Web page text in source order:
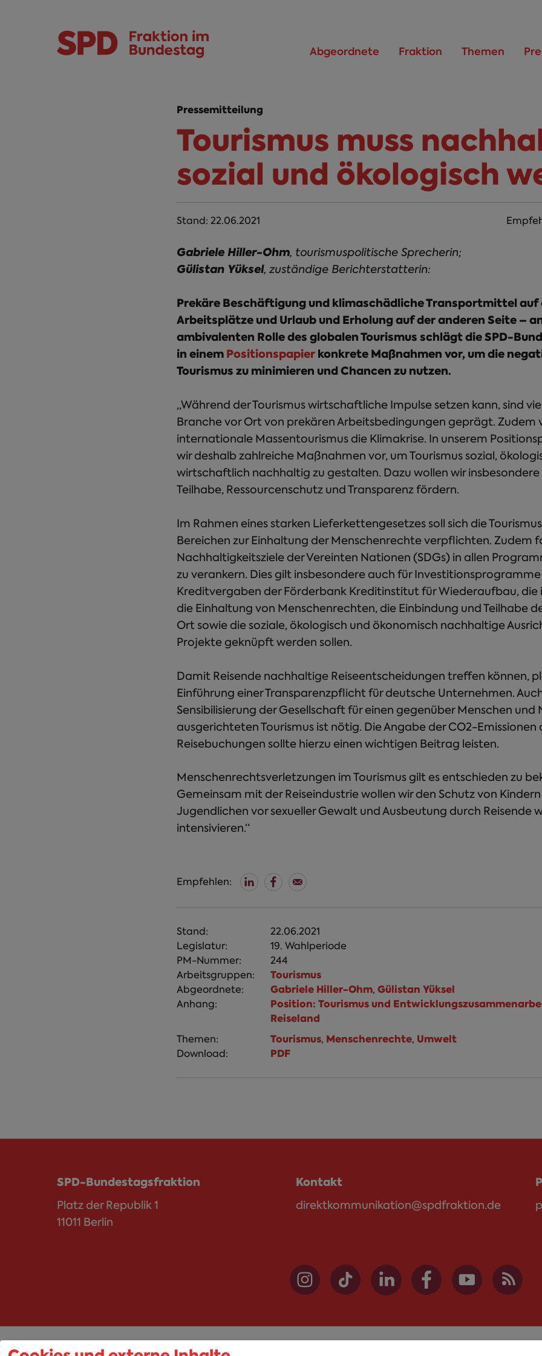
Abgeordnete Fraktion Themen
Pressemitteilung
Tourismus muss
sozial und ökologisch
Stand: 22.06.2021
Gabriele Hiller-Ohm, tourismuspolitische Sprecherin;
Gülistan Yüksel, zuständige Berichterstatterin:
Prekäre Beschäftigung und klimaschädliche Transportmittel auf
Arbeitsplätze und Urlaub und Erholung auf der anderen Seite –
ambivalenten Rolle des globalen Tourismus schlägt die SPD-
in einemPositionspapierkonkrete Maßnahmen vor, um die
Tourismus zu minimieren und Chancen zu nutzen.
„Während der Tourismus wirtschaftliche Impulse setzen kann, sind
Branche vor Ort von prekären Arbeitsbedingungen geprägt. Zudem
internationale Massentourismus die Klimakrise. In unserem
wir deshalb zahlreiche Maßnahmen vor, um Tourismus sozial,
wirtschaftlich nachhaltig zu gestalten. Dazu wollen wir
Teilhabe, Ressourcenschutz und Transparenz fördern.
Im Rahmen eines starken Lieferkettengesetzes soll sich die
Bereichen zur Einhaltung der Menschenrechte verpflichten. Zudem
Nachhaltigkeitsziele der Vereinten Nationen (SDGs) in allen
zu verankern. Dies gilt insbesondere auch für
Kreditvergaben der Förderbank Kreditinstitut für Wiederaufbau, die
die Einhaltung von Menschenrechten, die Einbindung und Teilhabe
Ort sowie die soziale, ökologisch und ökonomisch nachhaltige
Projekte geknüpft werden sollen.
Damit Reisende nachhaltige Reiseentscheidungen treffen können,
Einführung einer Transparenzpflicht für deutsche Unternehmen.
Sensibilisierung der Gesellschaft für einen gegenüber Menschen und
ausgerichteten Tourismus ist nötig. Die Angabe der CO2-Emissionen
Reisebuchungen sollte hierzu einen wichtigen Beitrag leisten.
Menschenrechtsverletzungen im Tourismus gilt es entschieden zu
Gemeinsam mit der Reiseindustrie wollen wir den Schutz von
Jugendlichen vor sexueller Gewalt und Ausbeutung durch Reisende
intensivieren.“
Empfehlen:
Stand:
22.06.2021
Legislatur:
19. Wahlperiode
PM-Nummer:
244
Arbeitsgruppen:
Tourismus
Abgeordnete: Gabriele Hiller-Ohm, Gülistan Yüksel
Anhang:
Position: Tourismus und
Reiseland
Themen: Tourismus, Menschenrechte, Umwelt
Download: PDF
SPD-Bundestagsfraktion
Platz der Republik 1
11011 Berlin
Kontakt
direktkommunikation@spdfraktion.de